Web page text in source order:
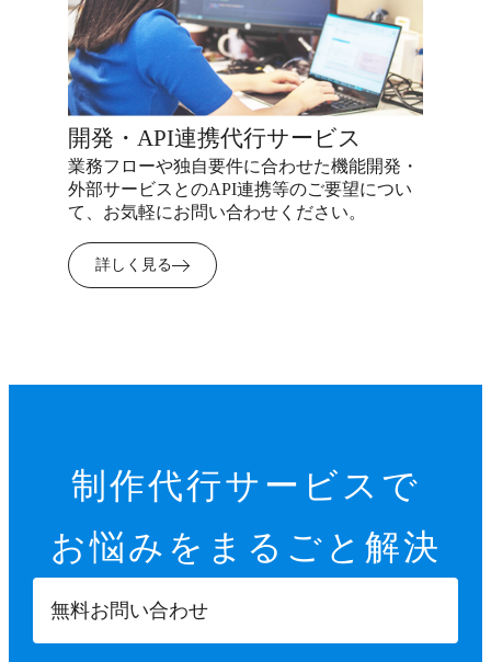
開発・API連携代行サービス
業務フローや独自要件に合わせた機能開発・
外部サービスとのAPI連携等のご要望につい
て、お気軽にお問い合わせください。
詳しく見る
制作代行サービスで
お悩みを まるごと解決
無料お問い合わせ